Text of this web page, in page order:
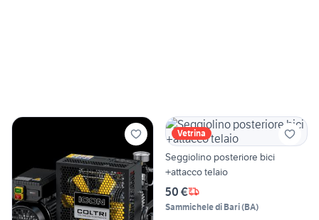
Vetrina
Seggiolino posteriore bici
+attacco telaio
50 €
Sammichele di Bari(BA)